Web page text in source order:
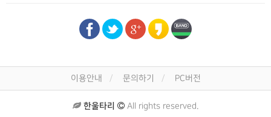
이용안내 문의하기 PC버전
한울타리 All rights reserved.